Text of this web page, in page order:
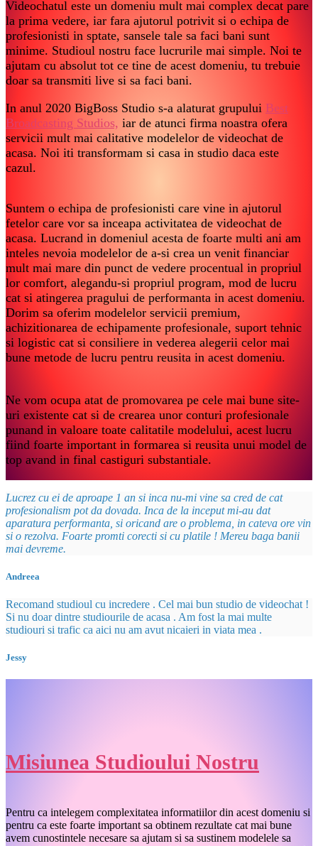
Videochatul este un domeniu mult mai complex decat pare
la prima vedere, iar fara ajutorul potrivit si o echipa de
profesionisti in sptate, sansele tale sa faci bani sunt
minime. Studioul nostru face lucrurile mai simple. Noi te
ajutam cu absolut tot ce tine de acest domeniu, tu trebuie
doar sa transmiti live si sa faci bani.
In anul 2020 BigBoss Studio s-a alaturat grupului Best
Broadcasting Studios, iar de atunci firma noastra ofera
servicii mult mai calitative modelelor de videochat de
acasa. Noi iti transformam si casa in studio daca este
cazul.
Suntem o echipa de profesionisti care vine in ajutorul
fetelor care vor sa inceapa activitatea de videochat de
acasa. Lucrand in domeniul acesta de foarte multi ani am
inteles nevoia modelelor de a-si crea un venit financiar
mult mai mare din punct de vedere procentual in propriul
lor comfort, alegandu-si propriul program, mod de lucru
cat si atingerea pragului de performanta in acest domeniu.
Dorim sa oferim modelelor servicii premium,
achizitionarea de echipamente profesionale, suport tehnic
si logistic cat si consiliere in vederea alegerii celor mai
bune metode de lucru pentru reusita in acest domeniu.
Ne vom ocupa atat de promovarea pe cele mai bune site-
uri existente cat si de crearea unor conturi profesionale
punand in valoare toate calitatile modelului, acest lucru
fiind foarte important in formarea si reusita unui model de
top avand in final castiguri substantiale.
Lucrez cu ei de aproape 1 an si inca nu-mi vine sa cred de cat
profesionalism pot da dovada. Inca de la inceput mi-au dat
aparatura performanta, si oricand are o problema, in cateva ore vin
si o rezolva. Foarte promti corecti si cu platile ! Mereu baga banii
mai devreme.
Andreea
Recomand studioul cu incredere . Cel mai bun studio de videochat !
Si nu doar dintre studiourile de acasa . Am fost la mai multe
studiouri si trafic ca aici nu am avut nicaieri in viata mea .
Jessy
Misiunea Studioului Nostru
Pentru ca intelegem complexitatea informatiilor din acest domeniu si
pentru ca este foarte important sa obtinem rezultate cat mai bune
avem cunostintele necesare sa ajutam si sa sustinem modelele sa